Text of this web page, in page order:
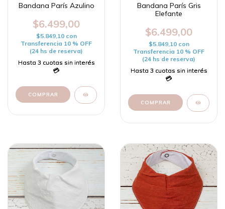
Bandana París Azulino
$6.499,00
$5.849,10 con
Transferencia 10 % OFF
(24 hs de reserva)
Bandana París Gris
Elefante
$6.499,00
$5.849,10 con
Transferencia 10 % OFF
(24 hs de reserva)